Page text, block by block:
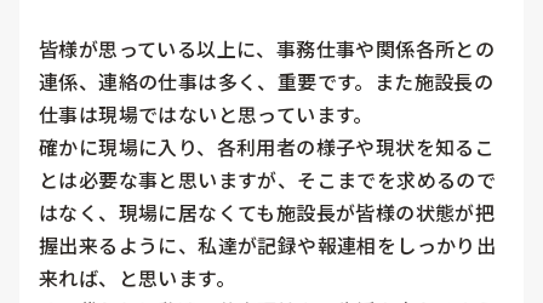
皆様が思っている以上に、事務仕事や関係各所との
連係、連絡の仕事は多く、重要です。また施設長の
仕事は現場ではないと思っています。
確かに現場に入り、各利用者の様子や現状を知るこ
とは必要な事と思いますが、そこまでを求めるので
はなく、現場に居なくても施設長が皆様の状態が把
握出来るように、私達が記録や報連相をしっかり出
来れば、と思います。